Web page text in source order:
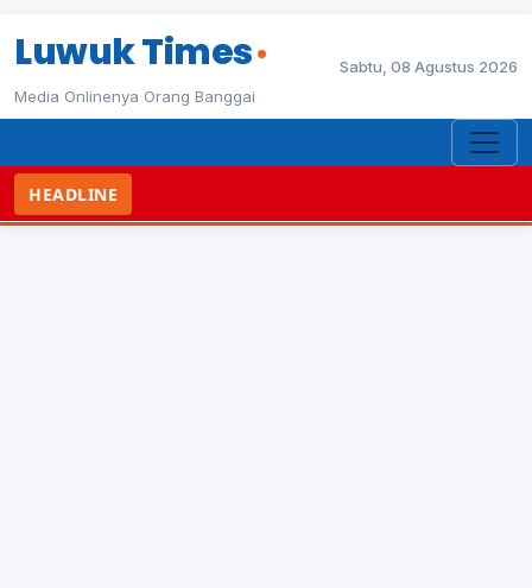
Luwuk Times
Media Onlinenya Orang Banggai
Sabtu, 08 Agustus 2026
HEADLINE